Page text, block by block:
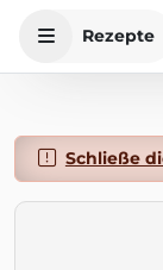
Rezepte
Schließe